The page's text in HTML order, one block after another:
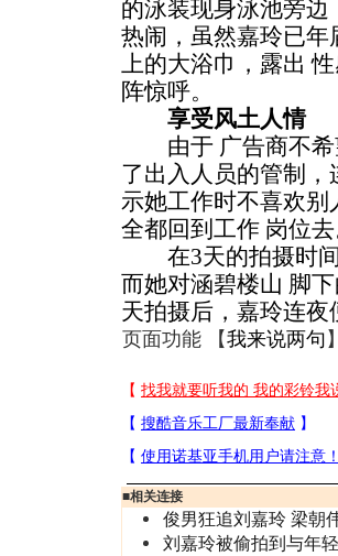
的泳装现身泳池旁
热闹，虽然嘉玲已年
上的大浴巾，露出
阵惊呼。
享受风土人情
由于 广告商不希
了出入人员的管制
示她工作时不喜欢
全都回到工作 岗位去
在3天的拍摄时间
而她对涵碧楼山 脚
天拍摄后，嘉玲连
页面功能 【我来说两句
■相关连接
俊男狂追刘嘉玲 梁朝
刘嘉玲被偷拍到与年